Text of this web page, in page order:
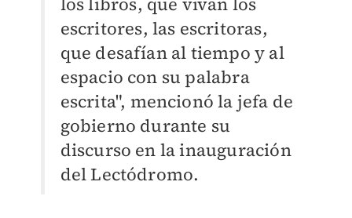
escritores, las escritoras,
que desafían al tiempo y al
espacio con su palabra
escrita", mencionó la jefa de
gobierno durante su
discurso en la inauguración
del Lectódromo.